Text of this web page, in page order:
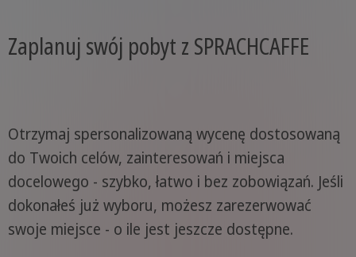
Zaplanuj swój pobyt z SPRACHCAFFE
Otrzymaj spersonalizowaną wycenę dostosowaną
do Twoich celów, zainteresowań i miejsca
docelowego - szybko, łatwo i bez zobowiązań. Jeśli
dokonałeś już wyboru, możesz zarezerwować
swoje miejsce - o ile jest jeszcze dostępne.